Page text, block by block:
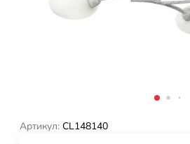
Артикул: CL148140